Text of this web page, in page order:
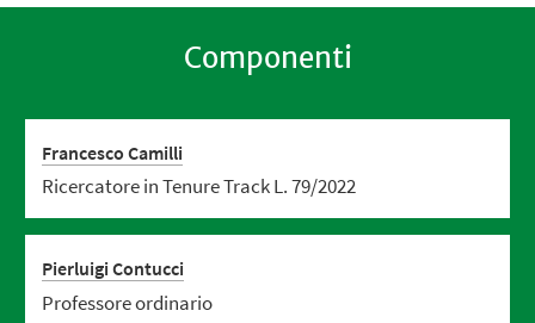
Componenti
Francesco Camilli
Ricercatore in Tenure Track L. 79/2022
Pierluigi Contucci
Professore ordinario